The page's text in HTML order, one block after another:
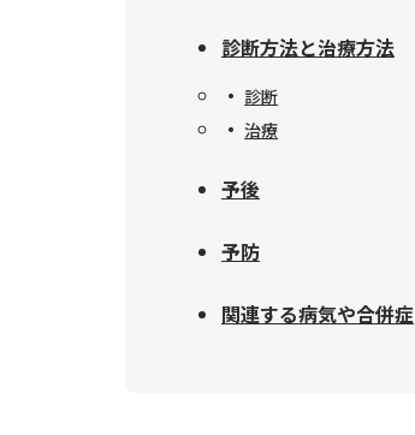
診断方法と治療方法
診断
治療
予後
予防
関連する病気や合併症